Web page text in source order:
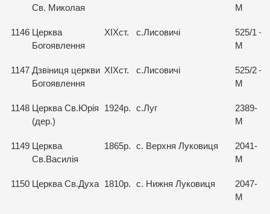
Св. Миколая
М
1146 Церква
Богоявлення
ХІХст. с.Лисовичі
525/1 –
М
1147 Дзвіниця церкви
Богоявлення
ХІХст. с.Лисовичі
525/2 –
М
1148 Церква Св.Юрія
(дер.)
1924р. с.Луг
2389-
М
1149 Церква
Св.Василія
1865р. с. Верхня Луковиця
2041-
М
1150 Церква Св.Духа 1810р. с. Нижня Луковиця
2047-
М